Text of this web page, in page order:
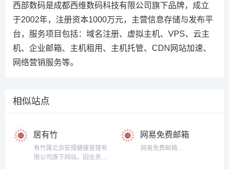
西部数码是成都西维数码科技有限公司旗下品牌，成立
于2002年，注册资本1000万元，主营信息存储与发布平
台，服务项目包括：域名注册、虚拟主机、VPS、云主
机、企业邮箱、主机租用、主机托管、CDN网站加速、
网络营销服务等。
相似站点
居有竹
有竹属北京安熠健康管理有
限公司旗下网站，因业务发
网易免费邮箱
网易免费邮箱...